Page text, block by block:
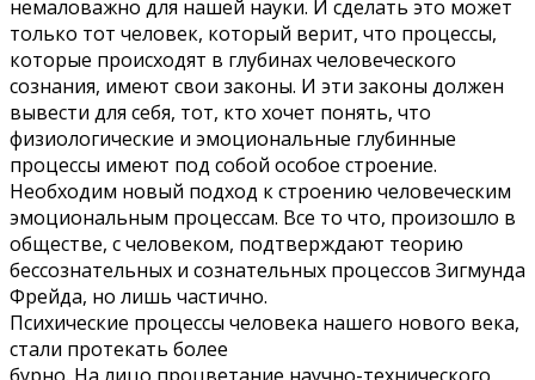
немаловажно для нашей науки. И сделать это может
только тот человек, который верит, что процессы,
которые происходят в глубинах человеческого
сознания, имеют свои законы. И эти законы должен
вывести для себя, тот, кто хочет понять, что
физиологические и эмоциональные глубинные
процессы имеют под собой особое строение.
Необходим новый подход к строению человеческим
эмоциональным процессам. Все то что, произошло в
обществе, с человеком, подтверждают теорию
бессознательных и сознательных процессов Зигмунда
Фрейда, но лишь частично.
Психические процессы человека нашего нового века,
стали протекать более